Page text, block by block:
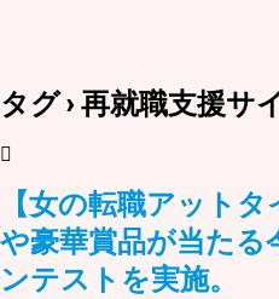
タグ › 再就職支援サ
【女の転職アット
や豪華賞品が当たる
ンテストを実施。